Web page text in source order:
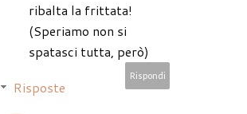
ribalta la frittata!
(Speriamo non si
spatasci tutta, però)
Rispondi
Risposte